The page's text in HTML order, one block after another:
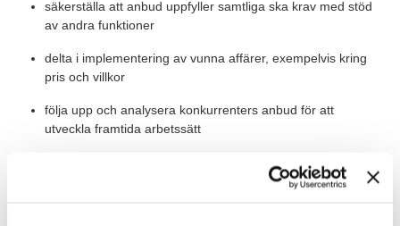
säkerställa att anbud uppfyller samtliga ska krav med stöd
av andra funktioner
delta i implementering av vunna affärer, exempelvis kring
pris och villkor
följa upp och analysera konkurrenters anbud för att
utveckla framtida arbetssätt